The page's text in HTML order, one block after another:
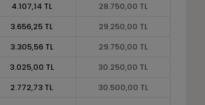
4.107,14 TL
28.750,00 TL
3.656,25 TL
29.250,00 TL
3.305,56 TL
29.750,00 TL
3.025,00 TL
30.250,00 TL
2.772,73 TL
30.500,00 TL